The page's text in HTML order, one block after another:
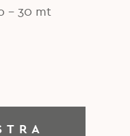
– 30 mt